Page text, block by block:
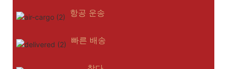
항공 운송
빠른 배송